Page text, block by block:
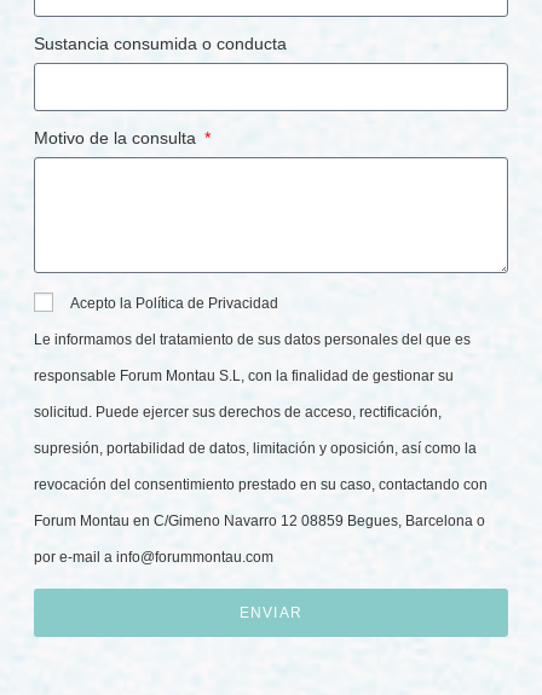
Sustancia consumida o conducta
Motivo de la consulta
Acepto la Política de Privacidad
Le informamos del tratamiento de sus datos personales del que es
responsable Forum Montau S.L, con la finalidad de gestionar su
solicitud. Puede ejercer sus derechos de acceso, rectificación,
supresión, portabilidad de datos, limitación y oposición, así como la
revocación del consentimiento prestado en su caso, contactando con
Forum Montau en C/Gimeno Navarro 12 08859 Begues, Barcelona o
por e-mail ainfo@forummontau.com
ENVIAR